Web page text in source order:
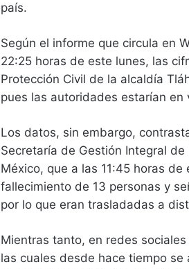
país.
Según el informe que circula en
22:25 horas de este lunes, las
Protección Civil de la alcaldía
pues las autoridades estarían
Los datos, sin embargo,
Secretaría de Gestión Integral
México, que a las 11:45 horas
fallecimiento de 13 personas y
por lo que eran trasladadas a
Mientras tanto, en redes
las cuales desde hace tiempo